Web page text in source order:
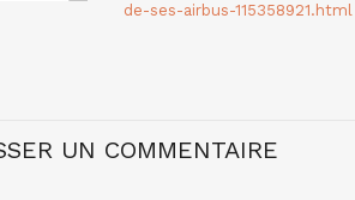
de-ses-airbus-115358921.html
UN COMMENTAIRE